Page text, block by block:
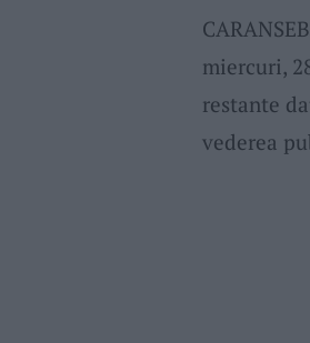
miercuri,
restante
vederea